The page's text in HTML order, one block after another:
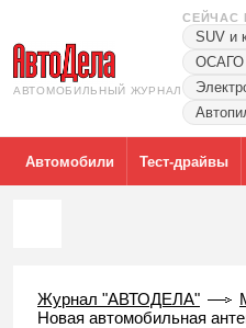
АВТОМОБИЛЬНЫЙ ЖУРНАЛ
СЕЙЧАС
SUV и
ОСАГО
Автомобили Тест-драйвы
Журнал "АВТОДЕЛА"
Новая автомобильная